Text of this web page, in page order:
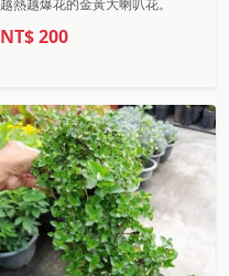
越熱越爆花的金黃大喇叭花。
NT$200